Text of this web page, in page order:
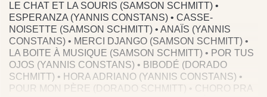
LE CHAT ET LA SOURIS (SAMSON SCHMITT) •
ESPERANZA (YANNIS CONSTANS) • CASSE-
NOISETTE (SAMSON SCHMITT) • ANAÏS (YANNIS
CONSTANS) • MERCI DJANGO (SAMSON SCHMITT) •
LA BOITE À MUSIQUE (SAMSON SCHMITT) • POR TUS
OJOS (YANNIS CONSTANS) • BIBODÉ (DORADO
SCHMITT) • HORA ADRIANO (YANNIS CONSTANS) •
POUR MON PÈRE (DORADO SCHMITT) • CHORO PRA